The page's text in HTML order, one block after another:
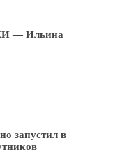
— Ильина
запустил в